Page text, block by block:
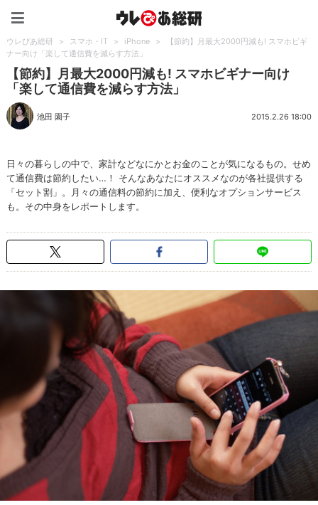
ウレぴあ総研 > スマホ・IT > iPhone >
【節約】月最大2000円減も! スマホビギ
ナー向け「楽して通信費を減らす方法」
【節約】月最大2000円減も! スマホビギナー向け
「楽して通信費を減らす方法」
池田 園子 2015.2.26 18:00
日々の暮らしの中で、家計などなにかとお金のことが気になるもの。せめ
て通信費は節約したい…！ そんなあなたにオススメなのが各社提供する
「セット割」。月々の通信料の節約に加え、便利なオプションサービス
も。その中身をレポートします。